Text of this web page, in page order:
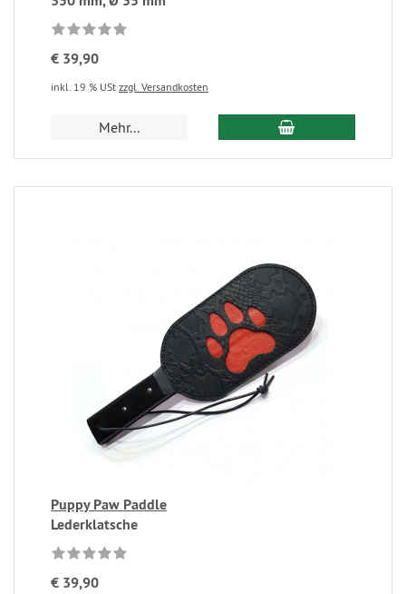
€ 39,90
inkl. 19 % USt zzgl. Versandkosten
Mehr...
Puppy Paw Paddle
Lederklatsche
€ 39,90